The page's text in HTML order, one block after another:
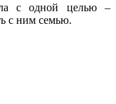
с одной целью –
с ним семью.